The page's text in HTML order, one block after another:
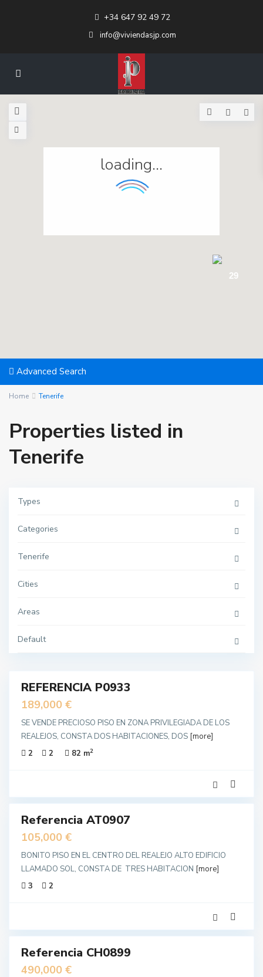
+34 647 92 49 72
info@viviendasjp.com
29
loading...
Advanced Search
Home Tenerife
Properties listed in
Tenerife
Types
Categories
Tenerife
Cities
Areas
Default
21
REFERENCIA P0933
189,000 €
SE VENDE PRECIOSO PISO EN ZONA PRIVILEGIADA DE LOS
REALEJOS, CONSTA DOS HABITACIONES, DOS [more]
2
2 82 m2
Referencia AT0907
105,000 €
BONITO PISO EN EL CENTRO DEL REALEJO ALTO EDIFICIO
LLAMADO SOL, CONSTA DE TRES HABITACION [more]
3
2
Referencia CH0899
490,000 €